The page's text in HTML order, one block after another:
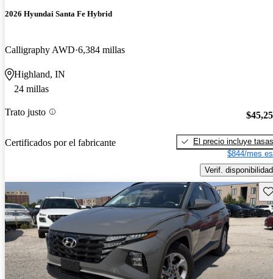
2026 Hyundai Santa Fe Hybrid
Calligraphy AWD 6,384 millas
Highland, IN
24 millas
Trato justo
Certificados por el fabricante
El precio incluye tasas
$844/mes
Verif. disponibilidad